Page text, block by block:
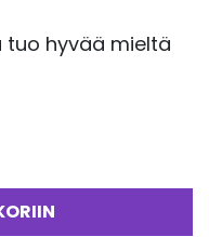
tuo hyvää mieltä